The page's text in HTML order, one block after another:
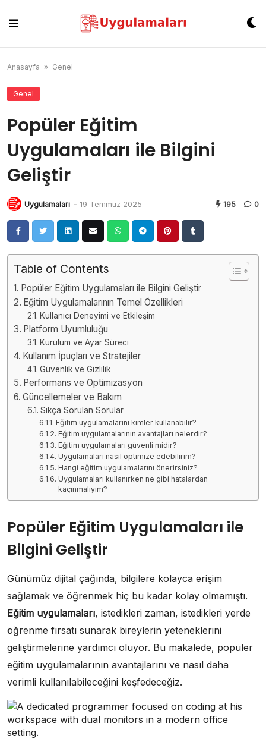
content
Anasayfa » Genel
Genel
Popüler Eğitim
Uygulamaları ile Bilgini
Geliştir
Uygulamaları - 19 Temmuz 2025 195 0
Table of Contents
Popüler Eğitim Uygulamaları ile Bilgini Geliştir
Eğitim Uygulamalarının Temel Özellikleri
Kullanıcı Deneyimi ve Etkileşim
Platform Uyumluluğu
Kurulum ve Ayar Süreci
Kullanım İpuçları ve Stratejiler
Güvenlik ve Gizlilik
Performans ve Optimizasyon
Güncellemeler ve Bakım
Sıkça Sorulan Sorular
Eğitim uygulamalarını kimler kullanabilir?
Eğitim uygulamalarının avantajları nelerdir?
Eğitim uygulamaları güvenli midir?
Uygulamaları nasıl optimize edebilirim?
Hangi eğitim uygulamalarını önerirsiniz?
Uygulamaları kullanırken ne gibi hatalardan
kaçınmalıyım?
Popüler Eğitim Uygulamaları ile
Bilgini Geliştir
Günümüz dijital çağında, bilgilere kolayca erişim
sağlamak ve öğrenmek hiç bu kadar kolay olmamıştı.
Eğitim uygulamaları, istedikleri zaman, istedikleri yerde
öğrenme fırsatı sunarak bireylerin yeteneklerini
geliştirmelerine yardımcı oluyor. Bu makalede, popüler
eğitim uygulamalarının avantajlarını ve nasıl daha
verimli kullanılabileceğini keşfedeceğiz.